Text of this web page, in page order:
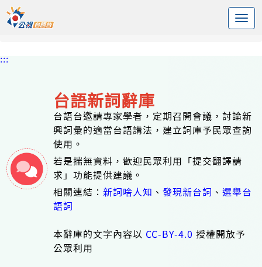
中央內容區塊
頭頁
:::
台語新詞辭庫
台語台邀請專家學者，定期召開會議，討論新
興詞彙的適當台語講法，建立詞庫予民眾查詢
使用。
若是揣無資料，歡迎民眾利用「提交翻譯請
求」功能提供建議。
相關連結：新詞啥人知 、發現新台詞 、選舉台
語詞
本辭庫的文字內容以 CC-BY-4.0 授權開放予
公眾利用